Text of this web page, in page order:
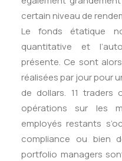
certain niveau de
Le fonds étatique
quantitative et
présente. Ce sont
réalisées par jour pour
de dollars. 11
opérations sur les
employés restants
compliance ou bien
portfolio managers